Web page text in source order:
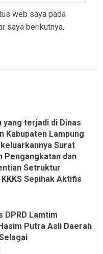
web saya pada
saya berikutnya.
yang terjadi di Dinas
Kabupaten Lampung
Surat
Pengangkatan dan
Setruktur
Sepihak Aktifis
pastikan penuh Unsur
Politik.
DPRD Lamtim
Putra Asli Daerah